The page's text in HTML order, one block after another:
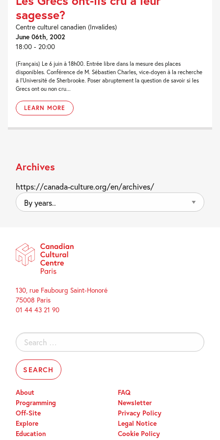
sagesse?
Centre culturel canadien (Invalides)
June 06th, 2002
18:00 - 20:00
(Français) Le 6 juin à 18h00. Entrée libre dans la mesure des places
disponibles. Conférence de M. Sébastien Charles, vice-doyen à la recherche
à l'Université de Sherbrooke. Poser abruptement la question de savoir si les
Grecs ont ou non cru...
LEARN MORE
Archives
https://canada-culture.org/en/archives/
By
years..
130, rue Faubourg Saint-Honoré
75008 Paris
01 44 43 21 90
Search
for:
About
Programming
Off-Site
Explore
Education
FAQ
Newsletter
Privacy Policy
Legal Notice
Cookie Policy